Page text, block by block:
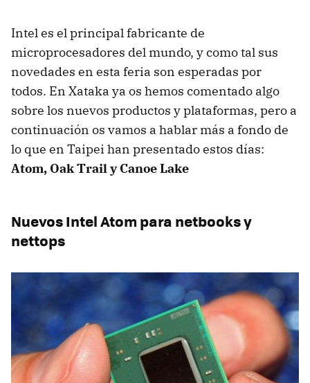
Intel es el principal fabricante de
microprocesadores del mundo, y como tal sus
novedades en esta feria son esperadas por
todos. En Xataka ya os hemos comentado algo
sobre los nuevos productos y plataformas, pero a
continuación os vamos a hablar más a fondo de
lo que en Taipei han presentado estos días:
Atom, Oak Trail y Canoe Lake
Nuevos Intel Atom para netbooks y
nettops